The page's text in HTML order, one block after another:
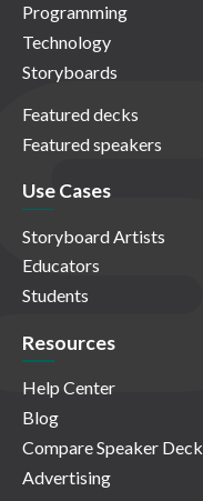
Programming
Technology
Storyboards
Featured decks
Featured speakers
Use Cases
Storyboard Artists
Educators
Students
Resources
Help Center
Blog
Compare Speaker Deck
Advertising